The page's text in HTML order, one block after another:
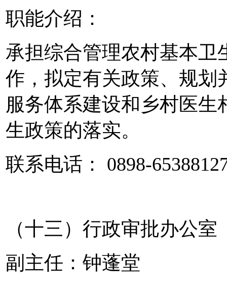
职能介绍：
承担综合管理农村基本卫
作，拟定有关政策、规划
服务体系建设和乡村医
生政策的落实。
联系电话： 0898-
（十三）行政审批办公室
副主任：钟蓬堂